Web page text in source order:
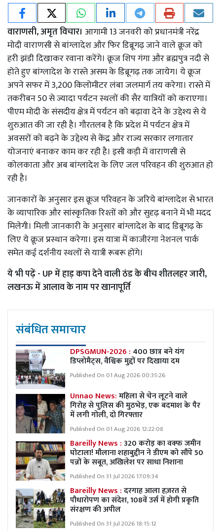
वाराणसी, अमृत विचार। आगामी 13 जनवरी को प्रधानमंत्री नरेंद्र
मोदी वाराणसी से बांग्लादेश और फिर डिब्रूगढ़ जाने वाले क्रूज को
हरी झंडी दिखाकर रवाना करेंगे। क्रूज शिप गंगा और ब्रह्मपुत्र नदी से
होते हुए बांग्लादेश के रास्ते असम के डिब्रूगढ़ तक जायेग। ये क्रूज
अपने सफर में 3,200 किलोमीटर लंबा जलमार्ग तय करेगा। रास्ते में
तकरीबन 50 से ज्यादा पर्यटन स्थलों की सैर यात्रियों को कराएगा।
पीएम मोदी के संसदीय क्षेत्र में पर्यटन को बढ़ावा देने के उद्देश्य से ये
शुरुआत की जा रही है। गौरतलब है कि प्रदेश में पर्यटन क्षेत्र में
अवसरों को बढ़ने के उद्देश्य से केंद्र और राज्य सरकार लगातार
योजनाएं बनाकर काम कर रही है। इसी कड़ी में वाराणसी से
कोलकाता और अब बांग्लादेश के लिए जल परिवहन की शुरुआत हो
रही है।
जानकारों के अनुसार इस क्रूज परिवहन के जरिये बांग्लादेश से भारत
के व्यापारिक और सांस्कृतिक रिश्तों को और सुदृढ़ बनाने में भी मदद
मिलेगी। मिली जानकारी के अनुसार बांग्लादेश के बाद डिब्रूगढ़ के
लिए ये क्रूज प्रस्थान करेगा। इस यात्रा में काजीरंगा नेशनल पार्क
समेत कई दर्शनीय स्थलों से यात्री रूबरू होंगे।
ये भी पढ़ें - UP में हाड़ कपा देने वाली ठंड के बीच शीतलहर जारी,
लखनऊ में आलाव के नाम पर खानापूर्ति
संबंधित समाचार
DPSGMUN-2026 : 400 छात्र बने यंग
डिप्लोमैट्स, वैश्विक मुद्दों पर दिखाया दम
Published On 01 Aug 2026 00:35:26
Unnao News:महिला से चेन लूटने वाले
गिरोह से पुलिस की मुठभेड़, एक बदमाश के पैर
में लगी गोली, दो गिरफ्तार
Published On 01 Aug 2026 12:22:08
Bareilly News :320 करोड़ का वक्फ जमीन
घोटाला! मौलाना शहाबुद्दीन ने डीएम को सौंपे 50
पन्नों के सबूत, अखिलेश पर साधा निशाना
Published On 31 Jul 2026 17:09:34
Bareilly News :दरगाह आला हज़रत से
पौधारोपण का संदेश, 108वें उर्स में होगी प्रकृति
संरक्षण की अपील
Published On 31 Jul 2026 18:15:12